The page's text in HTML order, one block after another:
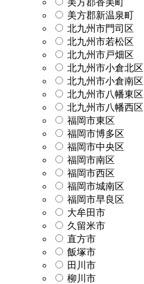
美方郡新温泉町
北九州市門司区
北九州市若松区
北九州市戸畑区
北九州市小倉北区
北九州市小倉南区
北九州市八幡東区
北九州市八幡西区
福岡市東区
福岡市博多区
福岡市中央区
福岡市南区
福岡市西区
福岡市城南区
福岡市早良区
大牟田市
久留米市
直方市
飯塚市
田川市
柳川市